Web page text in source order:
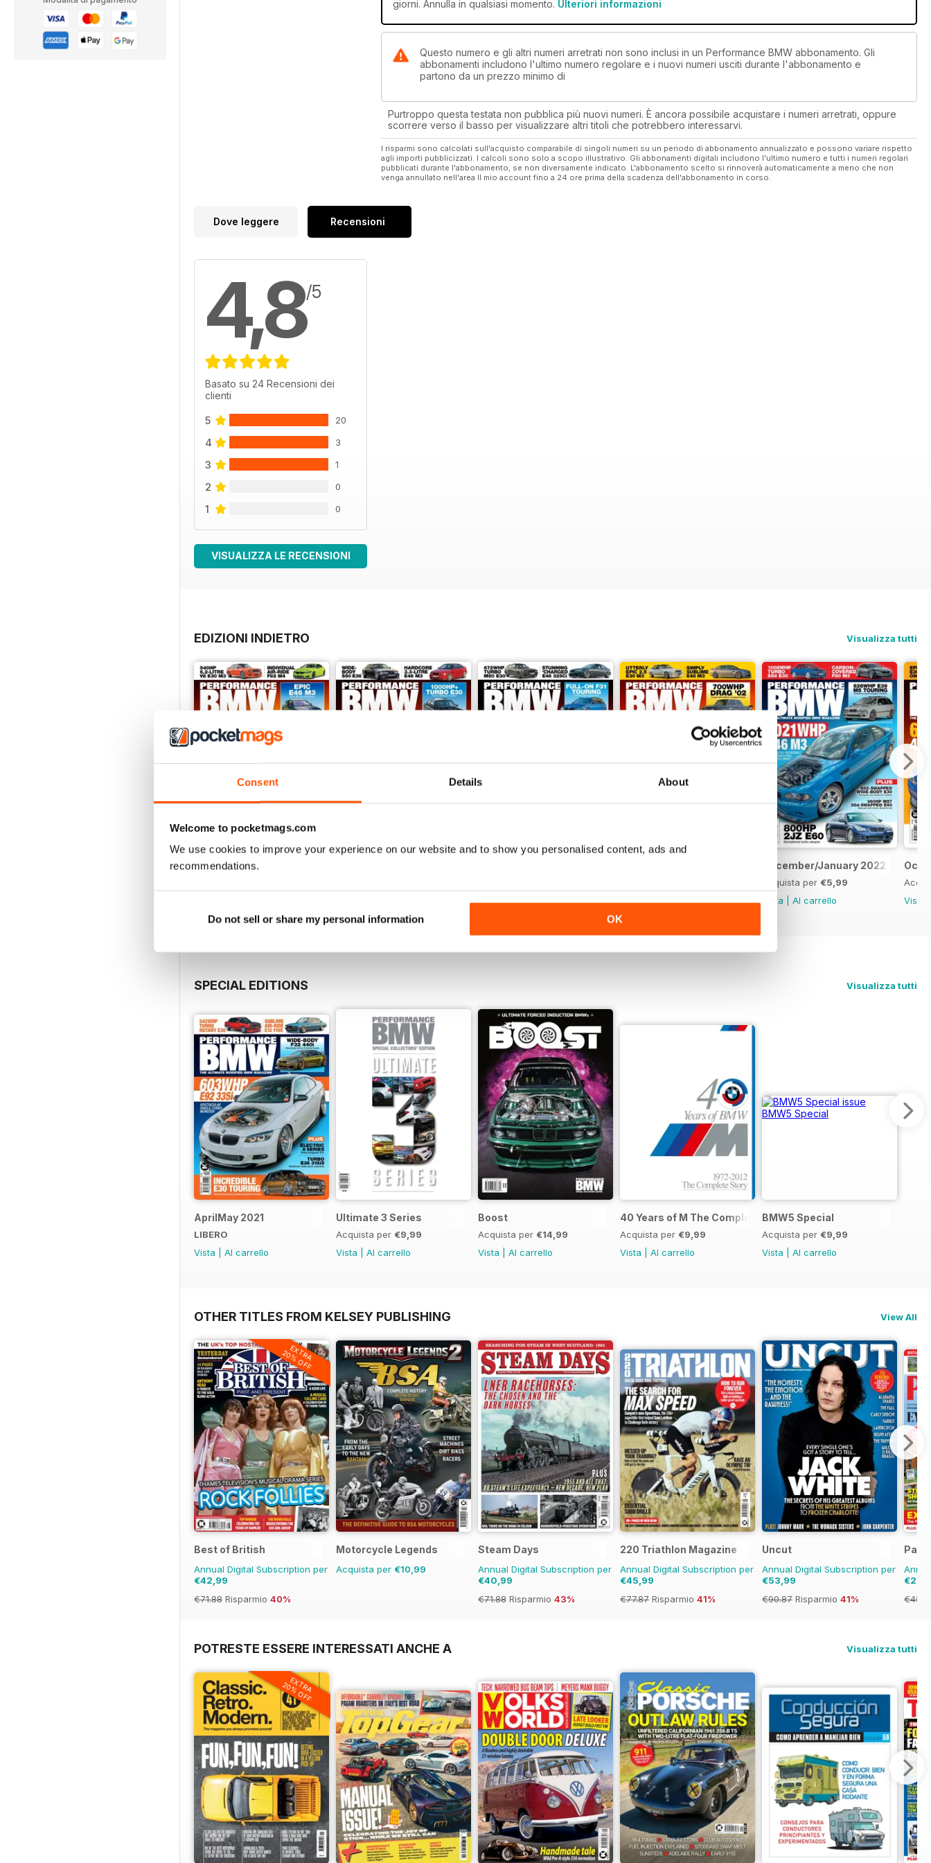
Consent Details About
Welcome to pocketmags.com
We use cookies to improve your experience on our website and to show you personalised content, ads and
recommendations.
Do not sell or share my personal information OK
giorni. Annulla in qualsiasi momento. Ulteriori informazioni
Questo numero e gli altri numeri arretrati non sono inclusi in un Performance BMW abbonamento. Gli
abbonamenti includono l'ultimo numero regolare e i nuovi numeri usciti durante l'abbonamento e
partono da un prezzo minimo di
Purtroppo questa testata non pubblica più nuovi numeri. È ancora possibile acquistare i numeri arretrati, oppure
scorrere verso il basso per visualizzare altri titoli che potrebbero interessarvi.
I risparmi sono calcolati sull'acquisto comparabile di singoli numeri su un periodo di abbonamento annualizzato e possono variare rispetto
agli importi pubblicizzati. I calcoli sono solo a scopo illustrativo. Gli abbonamenti digitali includono l'ultimo numero e tutti i numeri regolari
pubblicati durante l'abbonamento, se non diversamente indicato. L'abbonamento scelto si rinnoverà automaticamente a meno che non
venga annullato nell'area Il mio account fino a 24 ore prima della scadenza dell'abbonamento in corso.
Dove leggere Recensioni
4,8/5
Basato su 24 Recensioni dei
clienti
5 20
4 3
3 1
2 0
1 0
VISUALIZZA LE RECENSIONI
EDIZIONI INDIETRO Visualizza tutti
Aug/Sept 2022
Vista|Al carrello
Vista|Al carrello
December/January 2022
Acquista per €5,99
Vista
Al carrello
Vista
SPECIAL EDITIONS Visualizza tutti
AprilMay 2021
LIBERO
Vista
Al carrello
Ultimate 3 Series
Acquista per €9,99
Vista
Al carrello
Boost
Acquista per €14,99
Vista
Al carrello
40 Years of M The Complete Story
Acquista per €9,99
Vista
Al carrello
BMW5 Special
Acquista per €9,99
Vista
Al carrello
OTHER TITLES FROM KELSEY PUBLISHING View All
EXTRA
20% OFF
Best of British
Annual Digital Subscription per
€42,99
€71.88 Risparmio 40%
Motorcycle Legends
Acquista per €10,99
Steam Days
Annual Digital Subscription per
€40,99
€71.88 Risparmio 43%
220 Triathlon Magazine
Annual Digital Subscription per
€45,99
€77.87 Risparmio 41%
Uncut
Annual Digital Subscription per
€53,99
€90.87 Risparmio 41%
Park
POTRESTE ESSERE INTERESSATI ANCHE A Visualizza tutti
EXTRA
20% OFF